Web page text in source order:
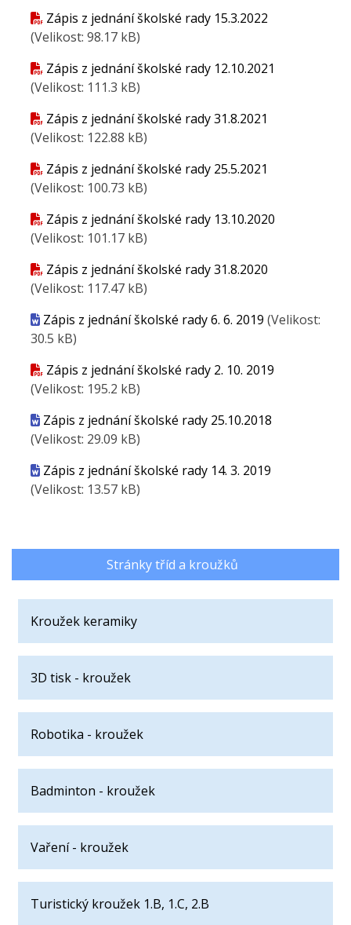
Zápis z jednání školské rady 15.3.2022
(Velikost: 98.17 kB)
Zápis z jednání školské rady 12.10.2021
(Velikost: 111.3 kB)
Zápis z jednání školské rady 31.8.2021
(Velikost: 122.88 kB)
Zápis z jednání školské rady 25.5.2021
(Velikost: 100.73 kB)
Zápis z jednání školské rady 13.10.2020
(Velikost: 101.17 kB)
Zápis z jednání školské rady 31.8.2020
(Velikost: 117.47 kB)
Zápis z jednání školské rady 6. 6. 2019 (Velikost:
30.5 kB)
Zápis z jednání školské rady 2. 10. 2019
(Velikost: 195.2 kB)
Zápis z jednání školské rady 25.10.2018
(Velikost: 29.09 kB)
Zápis z jednání školské rady 14. 3. 2019
(Velikost: 13.57 kB)
Stránky tříd a kroužků
Kroužek keramiky
3D tisk - kroužek
Robotika - kroužek
Badminton - kroužek
Vaření - kroužek
Turistický kroužek 1.B, 1.C, 2.B